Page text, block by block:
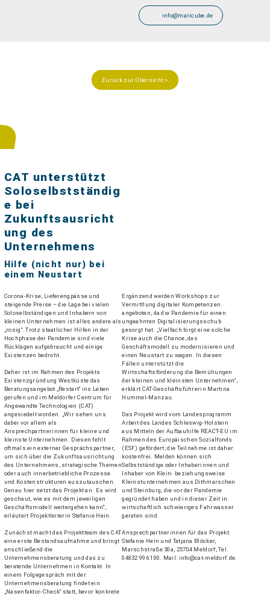
info@maricube.de
Zurück zur Übersicht >
CAT unterstützt
Soloselbstständig
e bei
Zukunftsausricht
ung des
Unternehmens
Hilfe (nicht nur) bei
einem Neustart
Corona-Krise, Lieferengpässe und
steigende Preise – die Lage bei vielen
Soloselbständigen und Inhabern von
kleinen Unternehmen ist alles andere als
„rosig“. Trotz staatlicher Hilfen in der
Hochphase der Pandemie sind viele
Rücklagen aufgebraucht und einige
Existenzen bedroht.
Daher ist im Rahmen des Projekts
Existenzgründung Westküste das
Beratungsangebot „Restart“ ins Leben
gerufen und im Meldorfer Centrum für
Angewandte Technologien (CAT)
angesiedelt worden. „Wir sehen uns
dabei vor allem als
Ansprechpartnerinnen für kleine und
kleinste Unternehmen. Diesen fehlt
oftmals ein externer Gesprächspartner,
um sich über die Zukunftsausrichtung
des Unternehmens, strategische Themen
oder auch innerbetriebliche Prozesse
und Kostenstrukturen auszutauschen.
Genau hier setzt das Projekt an. Es wird
geschaut, wie es mit dem jeweiligen
Geschäftsmodell weitergehen kann“,
erläutert Projektleiterin Stefanie Hein.
Zunächst macht das Projektteam des CAT
eine erste Bestandsaufnahme und bringt
anschließend die
Unternehmensberatung und das zu
beratende Unternehmen in Kontakt. In
einem Folgegespräch mit der
Unternehmensberatung findet ein
„Nasenfaktor-Check“ statt, bevor konkrete
Ergänzend werden Workshops zur
Vermittlung digitaler Kompetenzen
angeboten, da die Pandemie für einen
ungeahnten Digitalisierungsschub
gesorgt hat. „Vielfach birgt eine solche
Krise auch die Chance, das
Geschäftsmodell zu modernisieren und
einen Neustart zu wagen. In diesen
Fällen unterstützt die
Wirtschaftsförderung die Bemühungen
der kleinen und kleinsten Unternehmen“,
erklärt CAT-Geschäftsführerin Martina
Hummel-Manzau.
Das Projekt wird vom Landesprogramm
Arbeit des Landes Schleswig-Holstein
aus Mitteln der Aufbauhilfe REACT-EU im
Rahmen des Europäischen Sozialfonds
(ESF) gefördert; die Teilnahme ist daher
kostenfrei. Melden können sich
Selbstständige oder Inhaberinnen und
Inhaber von Klein- beziehungsweise
Kleinstunternehmen aus Dithmarschen
und Steinburg, die vor der Pandemie
gegründet haben und in dieser Zeit in
wirtschaftlich schwieriges Fahrwasser
geraten sind.
Ansprechpartnerinnen für das Projekt:
Stefanie Hein und Tatjana Blöcker,
Marschstraße 30a, 25704 Meldorf, Tel.
04832 996 100. Mail: info@cat-meldorf.de.